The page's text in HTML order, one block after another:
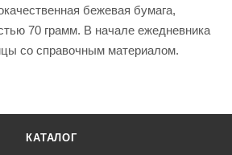
бежевая бумага,
70 грамм. В начале ежедневника
со справочным материалом.
КАТАЛОГ